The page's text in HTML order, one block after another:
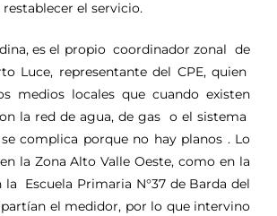
el servicio.
es el propio coordinador zonal de
Luce, representante del CPE, quien
medios locales que cuando existen
la red de agua, de gas o el sistema
complica porque no hay planos . Lo
la Zona Alto Valle Oeste, como en la
la Escuela Primaria N°37 de Barda del
el medidor, por lo que intervino